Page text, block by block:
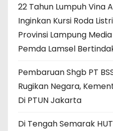
22 Tahun Lumpuh Vina
Inginkan Kursi Roda
Provinsi Lampung
Pemda Lamsel
Pembaruan Shgb PT
Rugikan Negara,
Di PTUN Jakarta
Di Tengah Semarak